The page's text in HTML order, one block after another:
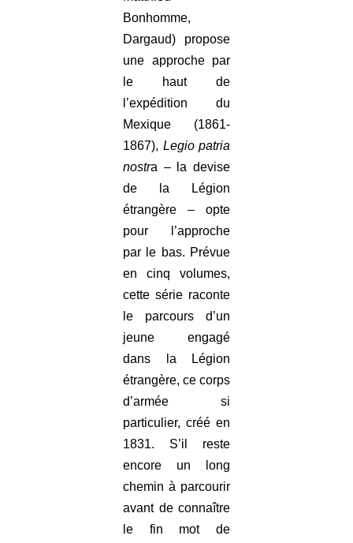
Bonhomme,
Dargaud) propose
une approche par
le haut de
l’expédition du
Mexique (1861-
1867), Legio patria
nostra – la devise
de la Légion
étrangère – opte
pour l’approche
par le bas. Prévue
en cinq volumes,
cette série raconte
le parcours d’un
jeune engagé
dans la Légion
étrangère, ce corps
d’armée si
particulier, créé en
1831. S’il reste
encore un long
chemin à parcourir
avant de connaître
le fin mot de